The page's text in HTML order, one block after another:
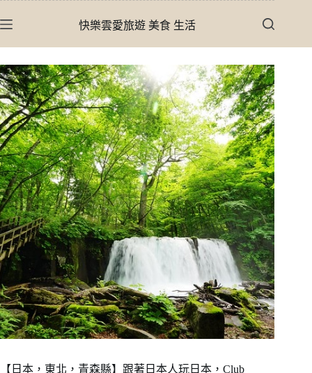
至
內
容
快樂雲愛旅遊 美食 生活
【日本，東北，青森縣】跟著日本人玩日本，Club